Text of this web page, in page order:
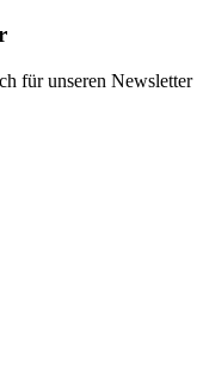
für unseren Newsletter